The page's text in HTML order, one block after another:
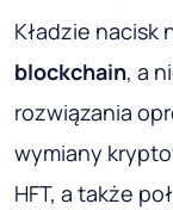
Kładzie nacisk
blockchain, a
rozwiązania
wymiany
HFT, a także